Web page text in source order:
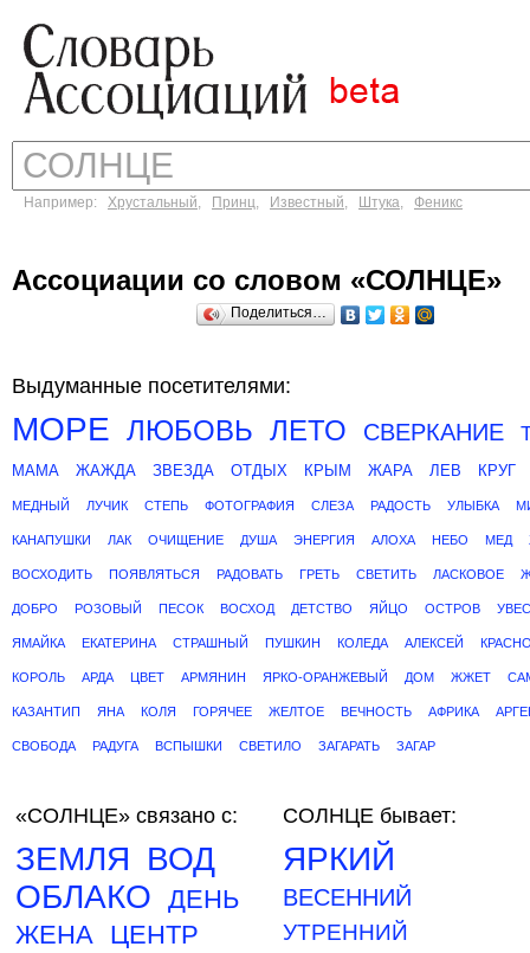
Например: Хрустальный, Принц, Известный, Штука, Феникс
Ассоциации со словом «СОЛНЦЕ»
Поделиться…
Выдуманные посетителями:
МОРЕ ЛЮБОВЬ ЛЕТО СВЕРКАНИЕ
МАМА ЖАЖДА ЗВЕЗДА ОТДЫХ КРЫМ ЖАРА ЛЕВ КРУГ
МЕДНЫЙ ЛУЧИК СТЕПЬ ФОТОГРАФИЯ СЛЕЗА РАДОСТЬ УЛЫБКА
КАНАПУШКИ ЛАК ОЧИЩЕНИЕ ДУША ЭНЕРГИЯ АЛОХА НЕБО МЕД
ВОСХОДИТЬ ПОЯВЛЯТЬСЯ РАДОВАТЬ ГРЕТЬ СВЕТИТЬ ЛАСКОВОЕ
ДОБРО РОЗОВЫЙ ПЕСОК ВОСХОД ДЕТСТВО ЯЙЦО ОСТРОВ
ЯМАЙКА ЕКАТЕРИНА СТРАШНЫЙ ПУШКИН КОЛЕДА АЛЕКСЕЙ
КОРОЛЬ АРДА ЦВЕТ АРМЯНИН ЯРКО-ОРАНЖЕВЫЙ ДОМ ЖЖЕТ
КАЗАНТИП ЯНА КОЛЯ ГОРЯЧЕЕ ЖЕЛТОЕ ВЕЧНОСТЬ АФРИКА
СВОБОДА РАДУГА ВСПЫШКИ СВЕТИЛО ЗАГАРАТЬ ЗАГАР
«СОЛНЦЕ» связано с:
ЗЕМЛЯ ВОД
ОБЛАКО ДЕНЬ
ЖЕНА ЦЕНТР
СОЛНЦЕ бывает:
ЯРКИЙ
ВЕСЕННИЙ
УТРЕННИЙ